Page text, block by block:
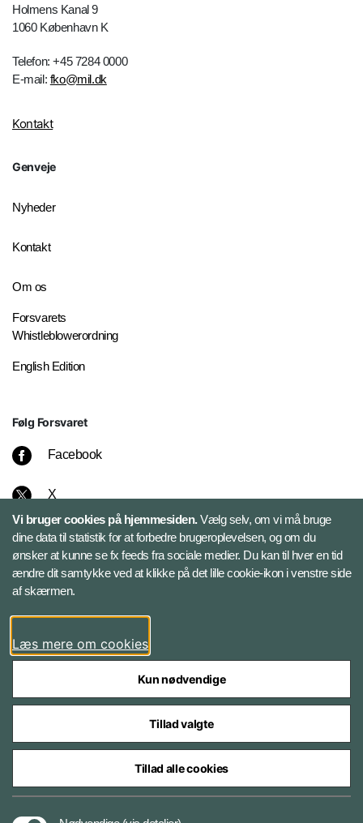
Holmens Kanal 9
1060 København K
Telefon: +45 7284 0000
E-mail: fko@mil.dk
Kontakt
Genveje
Nyheder
Kontakt
Om os
Forsvarets
Whistleblowerordning
English Edition
Følg Forsvaret
Facebook
X
Instagram
Bluesky
LinkedIn
Styrelser og myndigheder under Forsvarsministeriet
Vi bruger cookies på hjemmesiden.Vælg selv, om vi må bruge
dine data til statistik for at forbedre brugeroplevelsen, og om du
ønsker at kunne se fx feeds fra sociale medier. Du kan til hver en tid
ændre dit samtykke ved at klikke på det lille cookie-ikon i venstre side
af skærmen.
Læs mere om cookies
Kun nødvendige
Tillad valgte
Tillad alle cookies